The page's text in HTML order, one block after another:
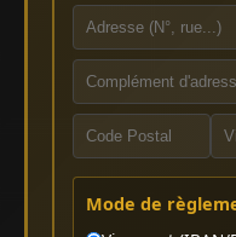
Mode de